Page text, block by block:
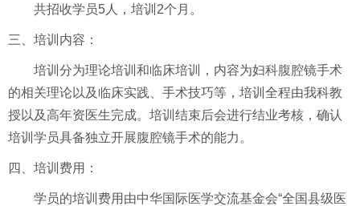
共招收学员5人，培训2个月。
三、培训内容：
培训分为理论培训和临床培训，内容为妇科腹腔镜手术
的相关理论以及临床实践、手术技巧等，培训全程由我科教
授以及高年资医生完成。培训结束后会进行结业考核，确认
培训学员具备独立开展腹腔镜手术的能力。
四、培训费用：
学员的培训费用由中华国际医学交流基金会“全国县级医